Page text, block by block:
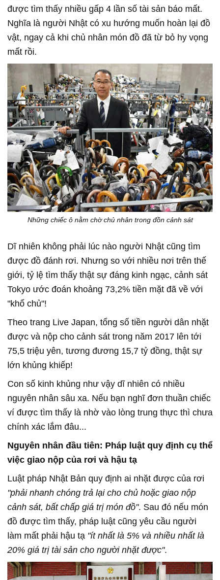
được tìm thấy nhiều gấp 4 lần số tài sản báo mất.
Nghĩa là người Nhật có xu hướng muốn hoàn lại đồ
vật, ngay cả khi chủ nhân món đồ đã từ bỏ hy vọng
mất rồi.
Những chiếc ô nằm chờ chủ nhân trong đồn cảnh sát
Dĩ nhiên không phải lúc nào người Nhật cũng tìm
được đồ đánh rơi. Nhưng so với nhiều nơi trên thế
giới, tỷ lệ tìm thấy thật sự đáng kinh ngạc, cảnh sát
Tokyo ước đoán khoảng 73,2% tiền mặt đã về với
"khổ chủ"!
Theo trang Live Japan, tổng số tiền người dân nhặt
được và nộp cho cảnh sát trong năm 2017 lên tới
75,5 triệu yên, tương đương 15,7 tỷ đồng, thật sự
lớn khủng khiếp!
Con số kinh khủng như vậy dĩ nhiên có nhiều
nguyên nhân sâu xa. Nếu bạn nghĩ đơn thuần chiếc
ví được tìm thấy là nhờ vào lòng trung thực thì chưa
chính xác lắm đâu...
Nguyên nhân đầu tiên: Pháp luật quy định cụ thể
việc giao nộp của rơi và hậu tạ
Luật pháp Nhật Bản quy định ai nhặt được của rơi
"phải nhanh chóng trả lại cho chủ hoặc giao nộp
cảnh sát, bất chấp giá trị món đồ". Sau đó nếu món
đồ được tìm thấy, pháp luật cũng yêu cầu người
làm mất phải hậu tạ "ít nhất là 5% và nhiều nhất là
20% giá trị tài sản cho người nhặt được".